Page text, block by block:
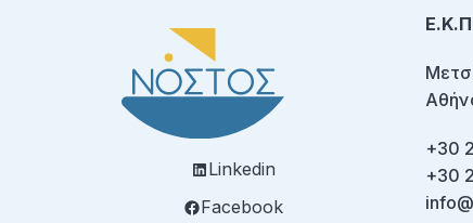
Linkedin
Facebook
+30
+30